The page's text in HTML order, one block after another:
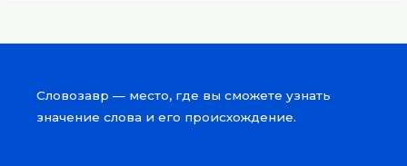
Словозавр — место, где вы сможете узнать
значение слова и его происхождение.